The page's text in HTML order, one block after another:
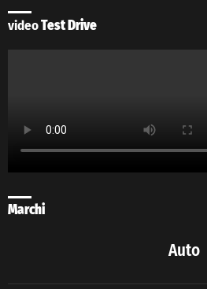
videoTest Drive
Marchi
Auto